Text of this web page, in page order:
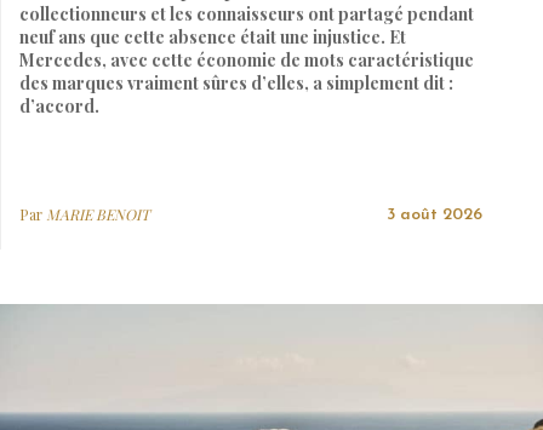
collectionneurs et les connaisseurs ont partagé pendant
neuf ans que cette absence était une injustice. Et
Mercedes, avec cette économie de mots caractéristique
des marques vraiment sûres d’elles, a simplement dit :
d’accord.
Par MARIE BENOIT 3 août 2026